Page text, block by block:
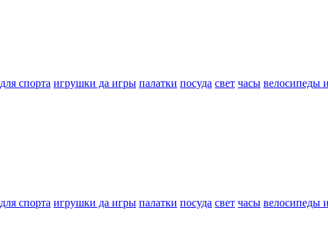
для спорта игрушки да игры палатки посуда свет часы велосипеды
для спорта игрушки да игры палатки посуда свет часы велосипеды